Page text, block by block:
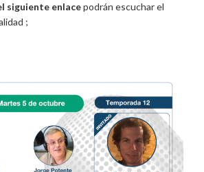
siguiente enlacepodrán escuchar el
;